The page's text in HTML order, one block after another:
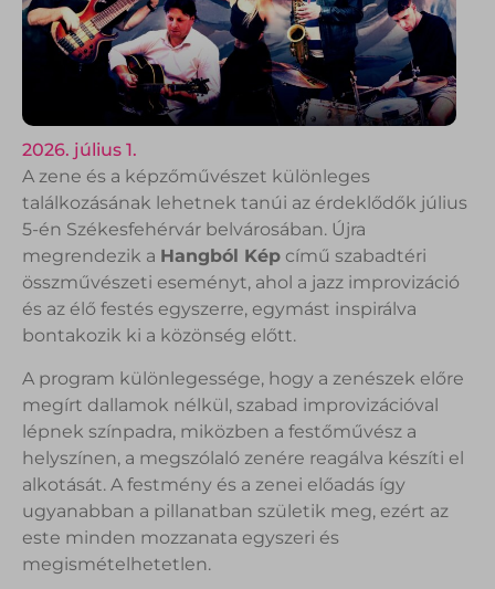
2026. július 1.
A zene és a képzőművészet különleges
találkozásának lehetnek tanúi az érdeklődők július
5-én Székesfehérvár belvárosában. Újra
megrendezik a Hangból Kép című szabadtéri
összművészeti eseményt, ahol a jazz improvizáció
és az élő festés egyszerre, egymást inspirálva
bontakozik ki a közönség előtt.
A program különlegessége, hogy a zenészek előre
megírt dallamok nélkül, szabad improvizációval
lépnek színpadra, miközben a festőművész a
helyszínen, a megszólaló zenére reagálva készíti el
alkotását. A festmény és a zenei előadás így
ugyanabban a pillanatban születik meg, ezért az
este minden mozzanata egyszeri és
megismételhetetlen.